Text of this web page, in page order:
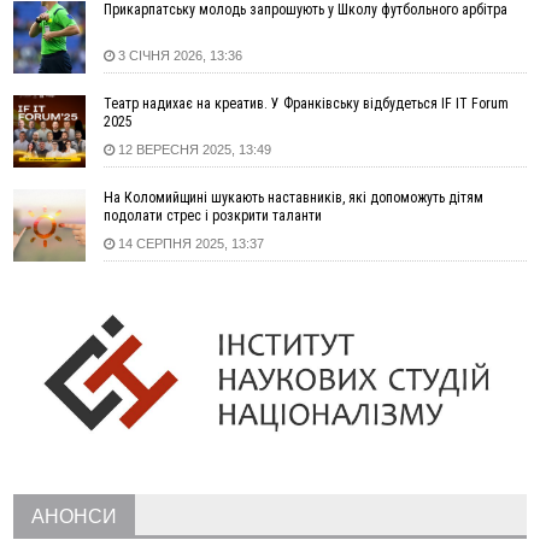
13:00
На Снятинщині спіймали чоловіка, який зливав з цистерни
у полі невідому речовину
12:29
У МОЗ змінили підхід до госпіталізації та оновили правила
роботи стаціонарів
12:07
На межі Прикарпаття і Тернопільщини невідомі засипали
русло Золотої Липи та облаштували переправу
рекорди
11:17
Росія вдарила по Харкову "Бандероллю": є постраждалі,
пошкоджено цивільне підприємство
На Каскаді замість веж планують зробити сквер з
дитмайданчиком
09:31
На Верховинщині під час пожежі будинку травмувалась
жінка
нетверезих водіїв
Прикарпатську молодь запрошують у Школу футбольного арбітра
3 СІЧНЯ 2026, 13:36
Театр надихає на креатив. У Франківську відбудеться IF IT Forum
2025
12 ВЕРЕСНЯ 2025, 13:49
На Коломийщині шукають наставників, які допоможуть дітям
подолати стрес і розкрити таланти
14 СЕРПНЯ 2025, 13:37
АНОНСИ